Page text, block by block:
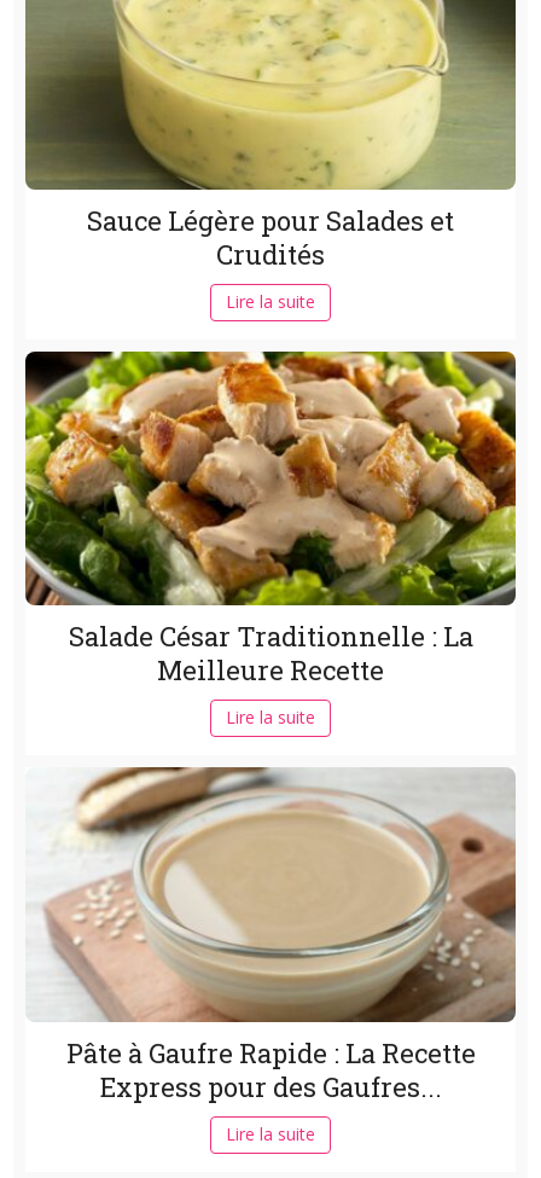
Sauce Légère pour Salades et
Crudités
Lire la suite
Salade César Traditionnelle : La
Meilleure Recette
Lire la suite
Pâte à Gaufre Rapide : La Recette
Express pour des Gaufres...
Lire la suite